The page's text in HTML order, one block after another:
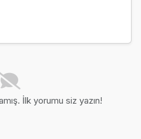
İlk yorumu siz yazın!